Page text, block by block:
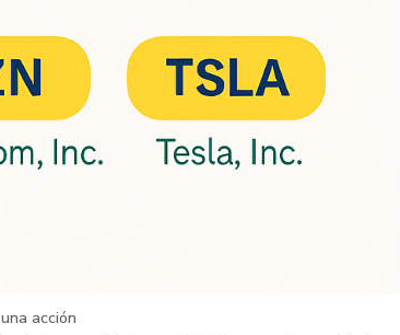
acción